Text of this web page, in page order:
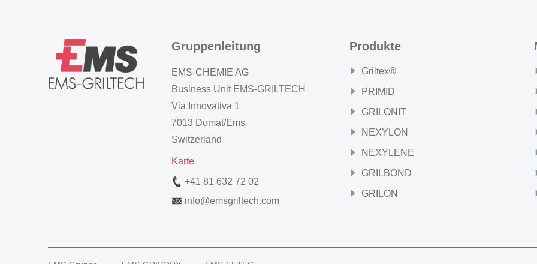
Gruppenleitung
EMS-CHEMIE AG
Business Unit EMS-GRILTECH
Via Innovativa 1
7013 Domat/Ems
Switzerland
Karte
+41 81 632 72 02
info@emsgriltech.com
Produkte
Griltex®
PRIMID
GRILONIT
NEXYLON
NEXYLENE
GRILBOND
GRILON